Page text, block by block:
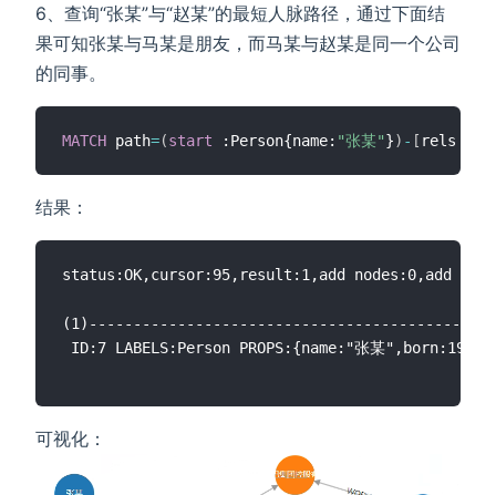
6、查询“张某”与“赵某”的最短人脉路径，通过下面结
果可知张某与马某是朋友，而马某与赵某是同一个公司
的同事。
MATCH path=(start :Person{name: "张某"}) - [ rels
结果：
status:OK,cursor:95,result:1,add nodes:0,add
ID:7 LABELS:Person PROPS:{name:"张某",born:1967.000000}	 ID:9 HEAD:7 TAIL:4 TYPE:FRIEND PROPS:{weight:4} ID:4 LABELS:Person PROPS:{name:"马某",born:1964.000000} ID:2 HEAD:4 TAIL:1 TYPE:WORK PROPS:{position:"CEO"} ID:1 LABELS:Company PROPS:{name:"阿里巴巴集团控股有限公司",create_at:1999.000000,tagline:"旨在构建未来的商业基础设施"} ID:3 HEAD:9 TAIL:1 TYPE:WORK PROPS:{position:"员工"}
可视化：